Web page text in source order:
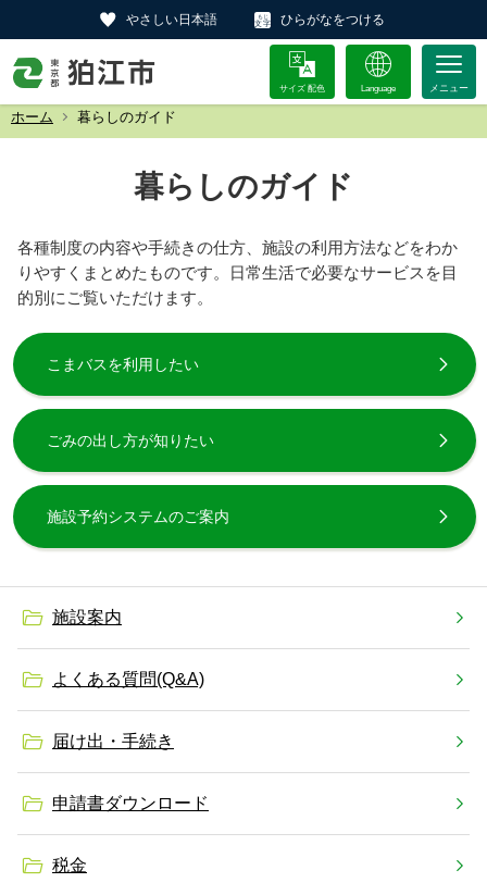
やさしい日本語 ひらがなをつける
サイズ 配色 Language
ホーム 暮らしのガイド
暮らしのガイド
各種制度の内容や手続きの仕方、施設の利用方法などをわか
りやすくまとめたものです。日常生活で必要なサービスを目
的別にご覧いただけます。
こまバスを利用したい
ごみの出し方が知りたい
施設予約システムのご案内
施設案内
よくある質問(Q&A)
届け出・手続き
申請書ダウンロード
税金